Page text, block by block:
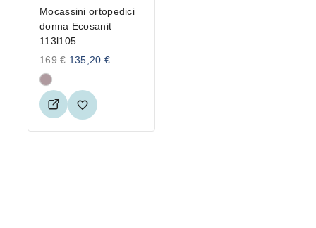
Mocassini ortopedici
donna Ecosanit
113l105
169€ 135,20 €